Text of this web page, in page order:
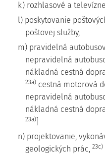
k) rozhlasové a
l) poskytovanie
poštovej služby,
m) pravidelná
nepravidelná
nákladná cestná
23a) cestná motorová
nepravidelná
nákladná cestná
23a)
n) projektovanie,
geologických prác, 23c)